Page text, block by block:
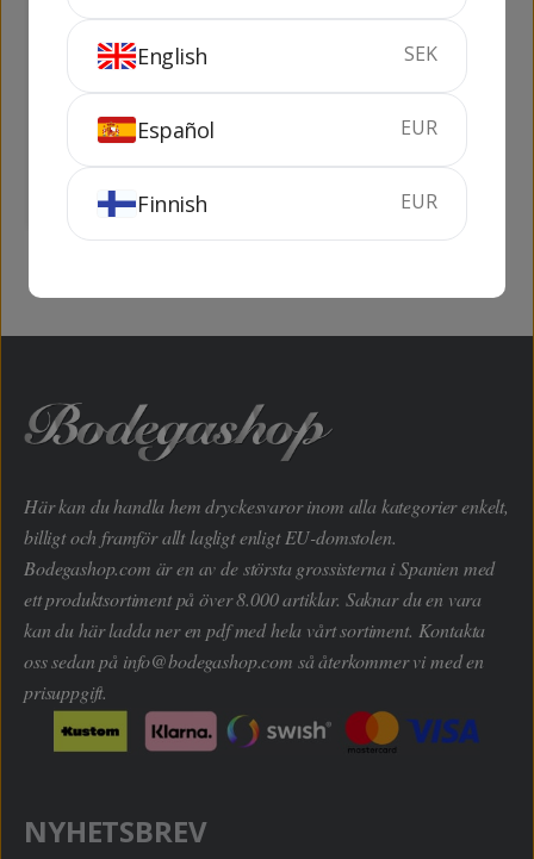
Martell Cordon Bleu
70 cl
KÖP
Jean Fillioux La
Pouyade
42%
KÖP
Här kan du handla hem dryckesvaror inom alla kategorier enkelt,
billigt och framför allt lagligt enligt EU-domstolen.
Bodegashop.com är en av de största grossisterna i Spanien med
ett produktsortiment på över 8.000 artiklar. Saknar du en vara
kan du här ladda ner en pdf med hela vårt sortiment. Kontakta
oss sedan på info@bodegashop.com så återkommer vi med en
prisuppgift.
NYHETSBREV
English SEK
Español EUR
Finnish EUR